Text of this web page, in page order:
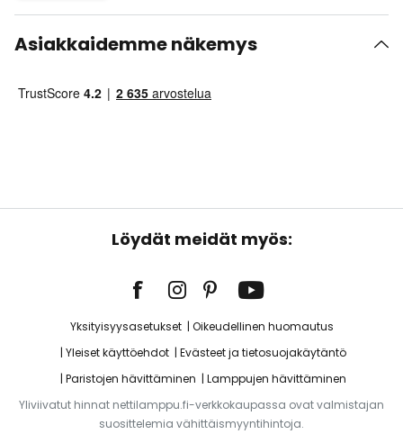
Asiakkaidemme näkemys
Löydät meidät myös:
Yksityisyysasetukset
Oikeudellinen huomautus
Yleiset käyttöehdot
Evästeet ja tietosuojakäytäntö
Paristojen hävittäminen
Lamppujen hävittäminen
Yliviivatut hinnat nettilamppu.fi-verkkokaupassa ovat valmistajan
suosittelemia vähittäismyyntihintoja.